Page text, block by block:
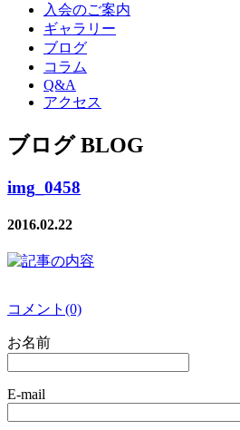
入会のご案内
ギャラリー
ブログ
コラム
Q&A
アクセス
ブログ BLOG
img_0458
2016.02.22
コメント(0)
お名前
E-mail